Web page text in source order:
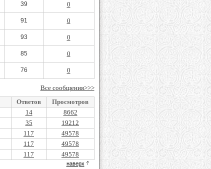
39 0
91 0
93 0
85 0
76 0
Все сообщения>>>
Ответов Просмотров
14 8662
35 19212
117 49578
117 49578
117 49578
наверх